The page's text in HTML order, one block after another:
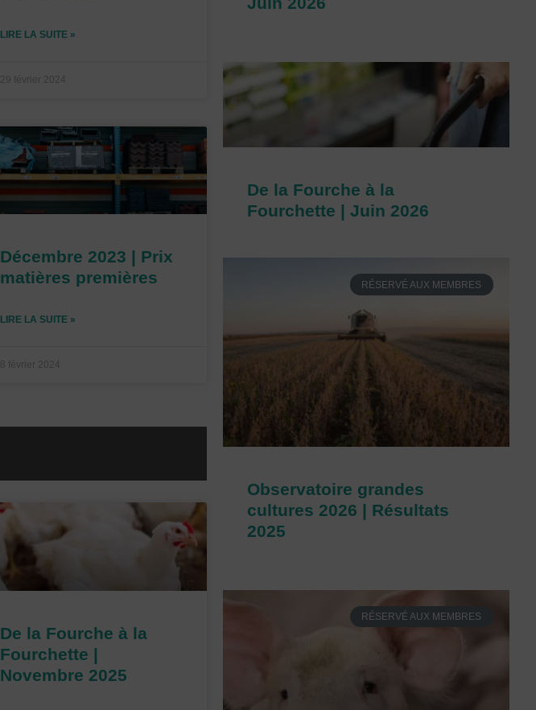
LIRE LA SUITE »
29 février 2024
Décembre 2023 | Prix
matières premières
LIRE LA SUITE »
8 février 2024
De la Fourche à la
Fourchette |
Novembre 2025
De la Fourche à la
Fourchette | Juin 2026
RÉSERVÉ AUX MEMBRES
Observatoire grandes
cultures 2026 | Résultats
2025
RÉSERVÉ AUX MEMBRES